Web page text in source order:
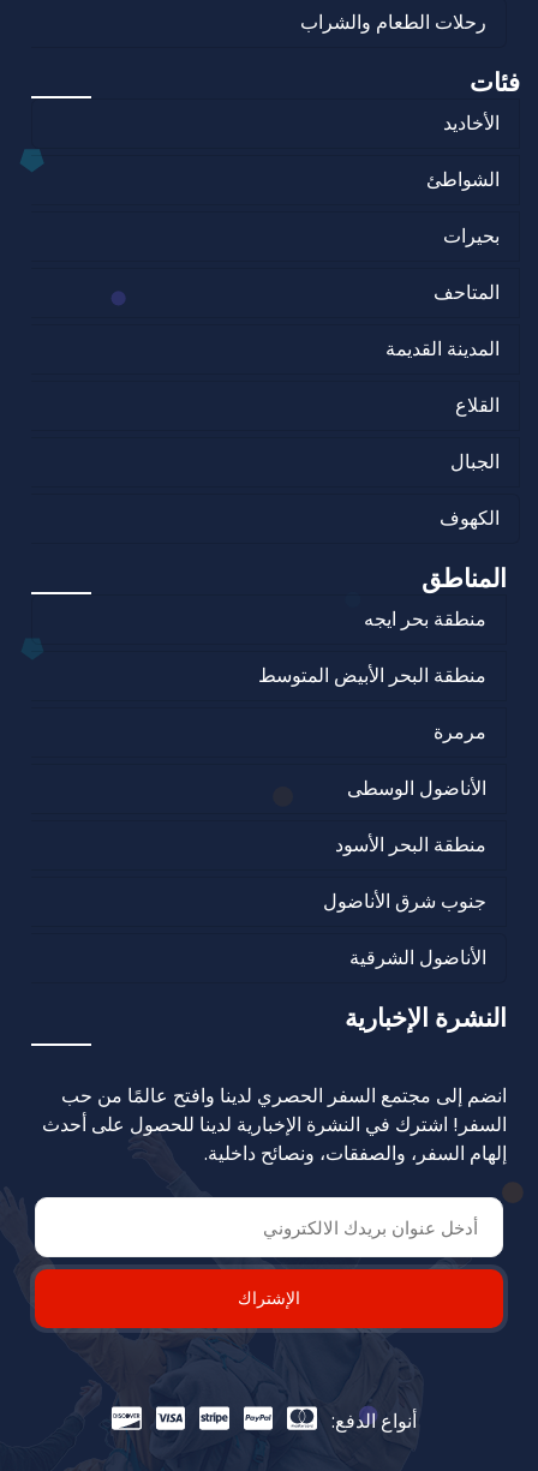
رحلات الطعام والشراب
فئات
الأخاديد
الشواطئ
بحيرات
المتاحف
المدينة القديمة
القلاع
الجبال
الكهوف
المناطق
منطقة بحر ايجه
منطقة البحر الأبيض المتوسط
مرمرة
الأناضول الوسطى
منطقة البحر الأسود
جنوب شرق الأناضول
الأناضول الشرقية
النشرة الإخبارية
انضم إلى مجتمع السفر الحصري لدينا وافتح عالمًا من حب
السفر! اشترك في النشرة الإخبارية لدينا للحصول على أحدث
إلهام السفر، والصفقات، ونصائح داخلية.
الإشتراك
أنواع الدفع: